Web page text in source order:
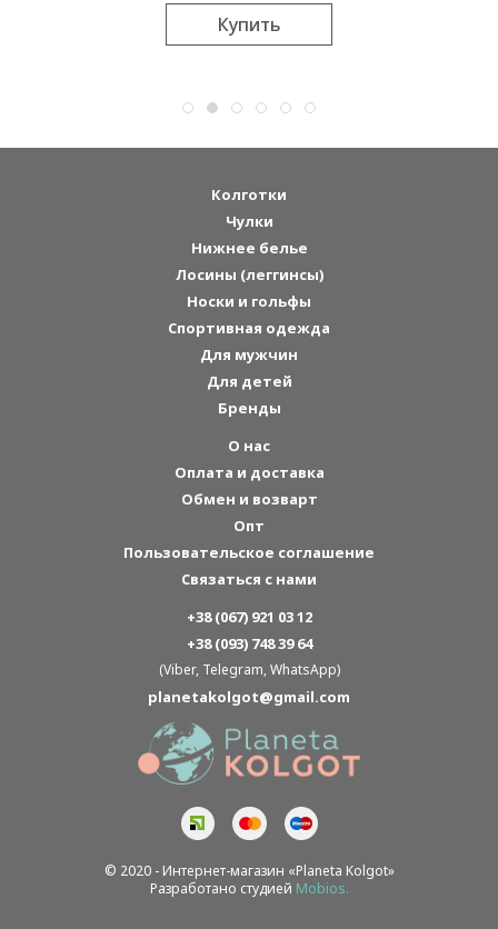
Купить
© 2020 - Интернет-магазин «Planeta Kolgot»
Разработано студией Mobios.
Колготки
Чулки
Нижнее белье
Лосины (леггинсы)
Носки и гольфы
Спортивная одежда
Для мужчин
Для детей
Бренды
О нас
Оплата и доставка
Обмен и возварт
Опт
Пользовательское соглашение
Связаться с нами
+38 (067) 921 03 12
+38 (093) 748 39 64
(Viber, Telegram, WhatsApp)
planetakolgot@gmail.com